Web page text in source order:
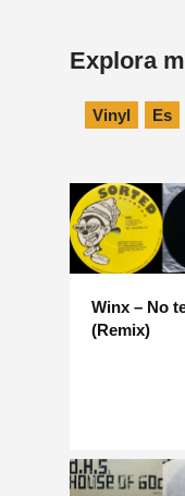
Explora
Vinyl Es
Winx – No
(Remix)